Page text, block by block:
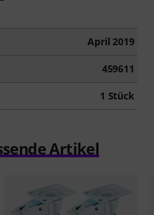
April 2019
459611
1 Stück
Artikel